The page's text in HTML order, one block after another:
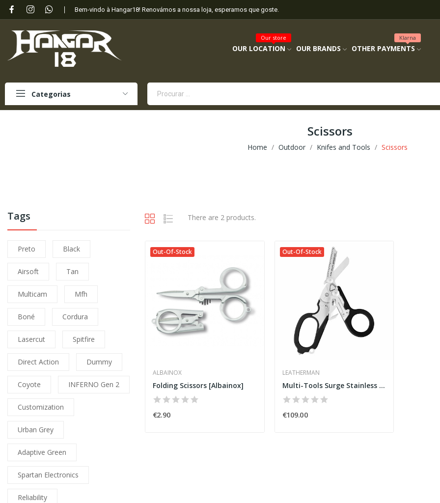
Bem-vindo à Hangar18! Renovámos a nossa loja, esperamos que goste.
OUR LOCATION
Our store
OUR BRANDS OTHER PAYMENTS
Klarna
Categorias
Scissors
Home Outdoor Knifes and Tools Scissors
Tags
Preto Black
Airsoft Tan
Multicam Mfh
Boné Cordura
Lasercut Spitfire
Direct Action Dummy
Coyote INFERNO Gen 2
Customization
Urban Grey
Adaptive Green
Spartan Electronics
Reliability
There are 2 products.
Out-Of-Stock
ALBAINOX
Folding Scissors [Albainox]
€2.90
Out-Of-Stock
LEATHERMAN
Multi-Tools Surge Stainless Steel [Leatherman]
€109.00